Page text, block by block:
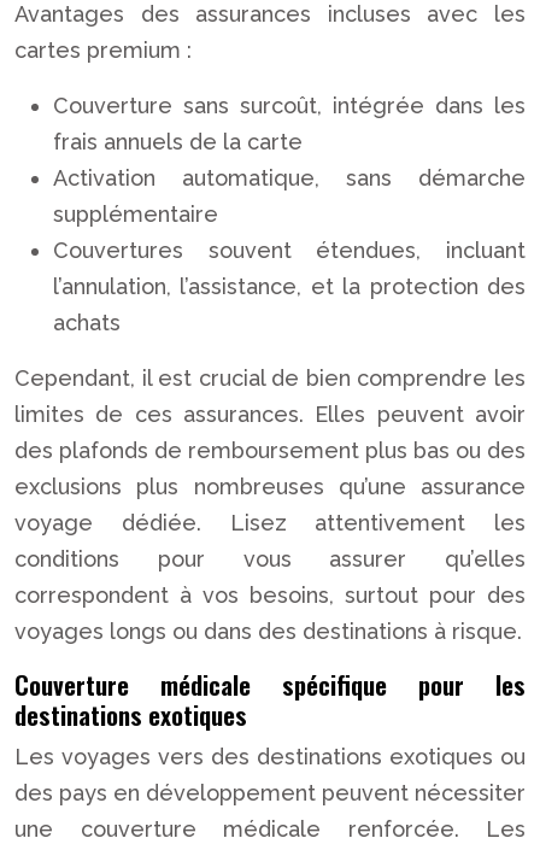
Avantages des assurances incluses avec les
cartes premium :
Couverture sans surcoût, intégrée dans les
frais annuels de la carte
Activation automatique, sans démarche
supplémentaire
Couvertures souvent étendues, incluant
l’annulation, l’assistance, et la protection des
achats
Cependant, il est crucial de bien comprendre les
limites de ces assurances. Elles peuvent avoir
des plafonds de remboursement plus bas ou des
exclusions plus nombreuses qu’une assurance
voyage dédiée. Lisez attentivement les
conditions pour vous assurer qu’elles
correspondent à vos besoins, surtout pour des
voyages longs ou dans des destinations à risque.
Couverture médicale spécifique pour les
destinations exotiques
Les voyages vers des destinations exotiques ou
des pays en développement peuvent nécessiter
une couverture médicale renforcée. Les